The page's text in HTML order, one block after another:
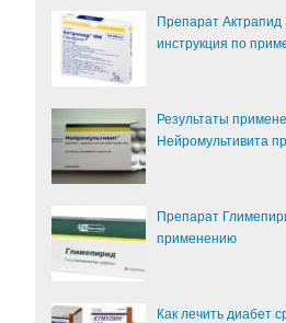
Препарат
инструкция по
Результаты
Нейромультивита
Препарат
применению
Как лечить диабет